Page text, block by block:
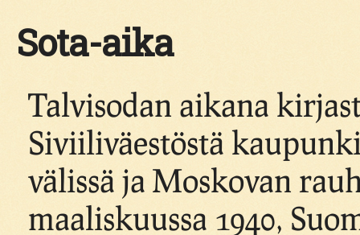
Sota-aika
Talvisodan aikana
Siviiliväestöstä
välissä ja Moskovan
maaliskuussa 1940,